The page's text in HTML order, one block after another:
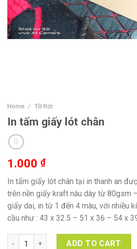
Home / Tờ Rơi
In tấm giấy lót chân
1.000 ₫
In tấm giấy lót chân tại in thanh an
trên nền giấy kraft nâu dày từ 80gsm
giấy dai, in từ 1 đến 4 màu, với nhiều
cầu như : 43 x 32.5 – 51 x 36 – 54 x
In tấm giấy lót chân quantity
ADD TO CART